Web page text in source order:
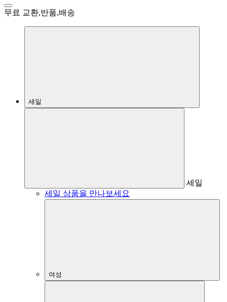
무료 교환,반품,배송
세일
세일
세일 상품을 만나보세요
여성